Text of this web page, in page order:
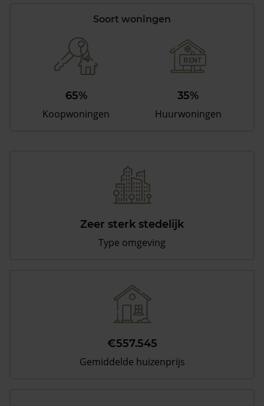
Soort woningen
65%
Koopwoningen
35%
Huurwoningen
Zeer sterk stedelijk
Type omgeving
€557.545
Gemiddelde huizenprijs